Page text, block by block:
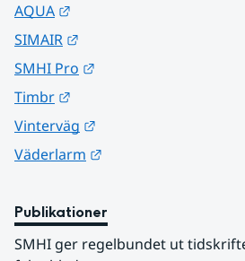
AQUA
SIMAIR
SMHI Pro
Timbr
Vinterväg
Väderlarm
Publikationer
SMHI ger regelbundet ut